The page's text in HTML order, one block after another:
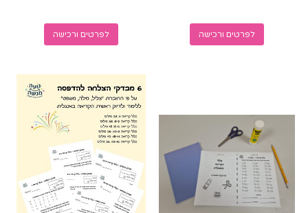
לפרטים ורכישה לפרטים ורכישה